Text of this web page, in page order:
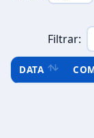
Filtrar:
DATA